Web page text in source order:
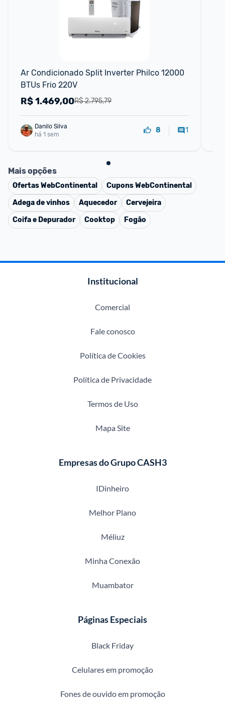
Ar Condicionado Split Inverter Philco 12000
BTUs Frio 220V
R$ 2.795,79
R$1.469,00
Danilo Silva
há 1 sem
8 1
Mais opções
OfertasWebContinental CuponsWebContinental
Adega de vinhos
Aquecedor
Cervejeira
Coifa e Depurador
Cooktop Fogão
Institucional
Comercial
Fale conosco
Política de Cookies
Política de Privacidade
Termos de Uso
Mapa Site
Empresas do Grupo CASH3
IDinheiro
Melhor Plano
Méliuz
Minha Conexão
Muambator
Páginas Especiais
Black Friday
Celulares em promoção
Fones de ouvido em promoção